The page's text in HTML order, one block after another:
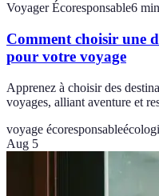
Voyager Écoresponsable6 min
Comment choisir une
pour votre voyage
Apprenez à choisir des
voyages, alliant aventure et
voyage écoresponsable
Aug 5